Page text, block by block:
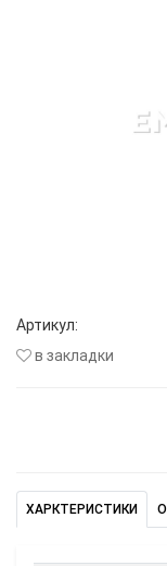
Артикул:
в закладки
ХАРКТЕРИСТИКИ